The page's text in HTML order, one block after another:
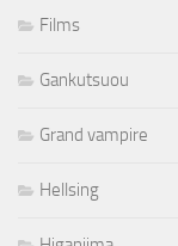
Films
Gankutsuou
Grand vampire
Hellsing